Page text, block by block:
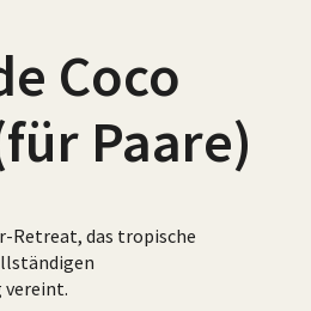
Coco
Paare)
Retreat, das tropische
vereint.